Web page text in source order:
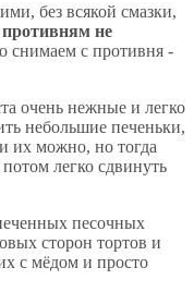
без всякой смазки,
противням не
снимаем с противня -
очень нежные и легко
небольшие печеньки,
их можно, но тогда
легко сдвинуть
песочных
сторон тортов и
с мёдом и просто